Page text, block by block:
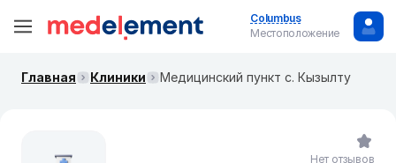
Columbus
Местоположение
Главная Клиники Медицинский пункт с. Кызылту
Нет отзывов